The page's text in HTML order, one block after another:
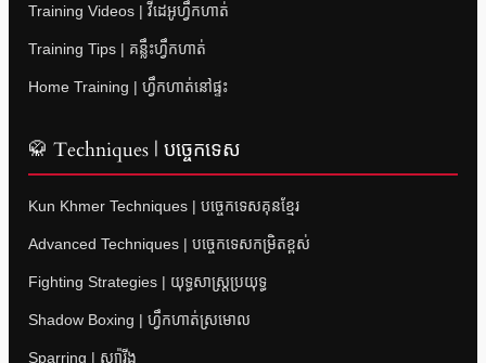
Training Videos | វីដេអូហ្វឹកហាត់
Training Tips | គន្លឹះហ្វឹកហាត់
Home Training | ហ្វឹកហាត់នៅផ្ទះ
🥋 Techniques | បច្ចេកទេស
Kun Khmer Techniques | បច្ចេកទេសគុនខ្មែរ
Advanced Techniques | បច្ចេកទេសកម្រិតខ្ពស់
Fighting Strategies | យុទ្ធសាស្ត្រប្រយុទ្ធ
Shadow Boxing | ហ្វឹកហាត់ស្រមោល
Sparring | ស្ប៉ារីង